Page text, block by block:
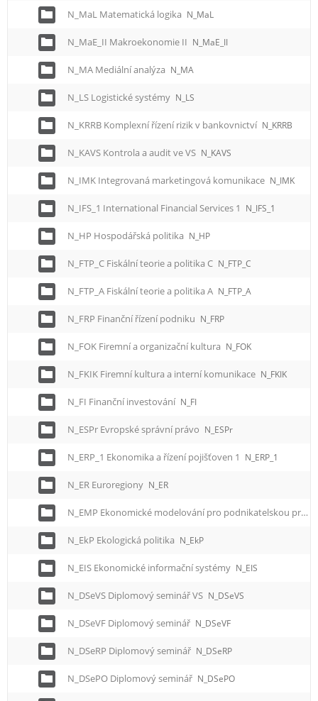
N_MaL Matematická logika N_MaL
N_MaE_II Makroekonomie II N_MaE_II
N_MA Mediální analýza N_MA
N_LS Logistické systémy N_LS
N_KRRB Komplexní řízení rizik v bankovnictví N_KRRB
N_KAVS Kontrola a audit ve VS N_KAVS
N_IMK Integrovaná marketingová komunikace N_IMK
N_IFS_1 International Financial Services 1 N_IFS_1
N_HP Hospodářská politika N_HP
N_FTP_C Fiskální teorie a politika C N_FTP_C
N_FTP_A Fiskální teorie a politika A N_FTP_A
N_FRP Finanční řízení podniku N_FRP
N_FOK Firemní a organizační kultura N_FOK
N_FKIK Firemní kultura a interní komunikace N_FKIK
N_FI Finanční investování N_FI
N_ESPr Evropské správní právo N_ESPr
N_ERP_1 Ekonomika a řízení pojišťoven 1 N_ERP_1
N_ER Euroregiony N_ER
N_EMP Ekonomické modelování pro podnikatelskou praxi
N_EkP Ekologická politika N_EkP
N_EIS Ekonomické informační systémy N_EIS
N_DSeVS Diplomový seminář VS N_DSeVS
N_DSeVF Diplomový seminář N_DSeVF
N_DSeRP Diplomový seminář N_DSeRP
N_DSePO Diplomový seminář N_DSePO